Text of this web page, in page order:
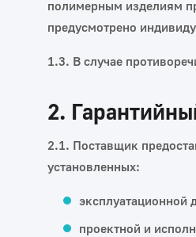
полимерным изделиям
предусмотрено
1.3. В случае
2.
2.1. Поставщик
установленных:
эксплуатационной
проектной и